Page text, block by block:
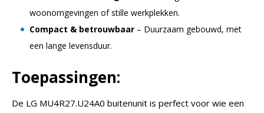
woonomgevingen of stille werkplekken.
Compact & betrouwbaar – Duurzaam gebouwd, met
een lange levensduur.
Toepassingen:
De LG MU4R27.U24A0 buitenunit is perfect voor wie een